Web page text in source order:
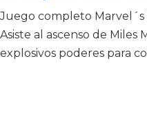
Juego completo
Asiste al ascenso de
explosivos poderes para